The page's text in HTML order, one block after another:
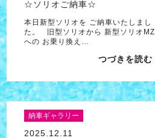
☆ソリオご納車☆
本日新型ソリオを ご納車いたしまし
た。 旧型ソリオから 新型ソリオMZ
への お乗り換え…
つづきを読む
納車ギャラリー
2025.12.11